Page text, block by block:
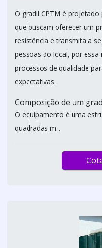
O gradil CPTM é
que buscam oferecer um
resistência e transmita a
pessoas do local, por
processos de qualidade
expectativas.
Composição de um
O equipamento é uma
quadradas m...